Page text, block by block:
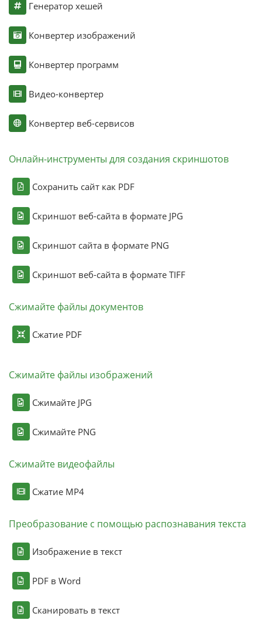
Генератор хешей
Конвертер изображений
Конвертер программ
Видео-конвертер
Конвертер веб-сервисов
Онлайн-инструменты для создания скриншотов
Сохранить сайт как PDF
Скриншот веб-сайта в формате JPG
Скриншот сайта в формате PNG
Скриншот веб-сайта в формате TIFF
Сжимайте файлы документов
Сжатие PDF
Сжимайте файлы изображений
Сжимайте JPG
Сжимайте PNG
Сжимайте видеофайлы
Сжатие MP4
Преобразование с помощью распознавания текста
Изображение в текст
PDF в Word
Сканировать в текст